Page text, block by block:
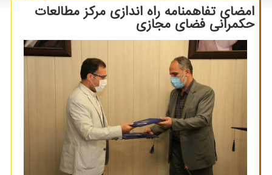
امضای تفاهمنامه راه اندازی مرکز مطالعات
حکمرانی فضای مجازی